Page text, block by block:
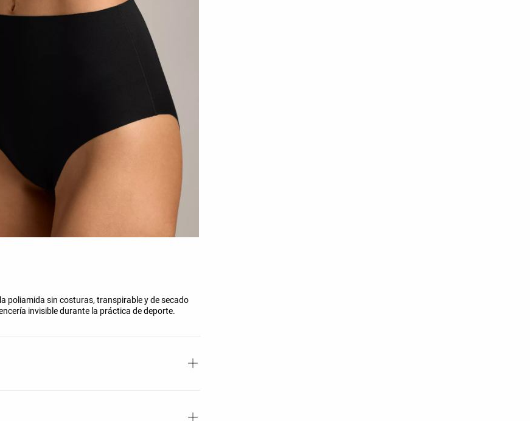
poliamida sin costuras, transpirable y de secado
invisible durante la práctica de deporte.